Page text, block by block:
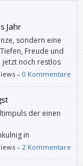
Jahr
sondern eine
Freude und
jetzt noch restlos
–0 Kommentare
der einen
in
weiter steigernde
–2 Kommentare